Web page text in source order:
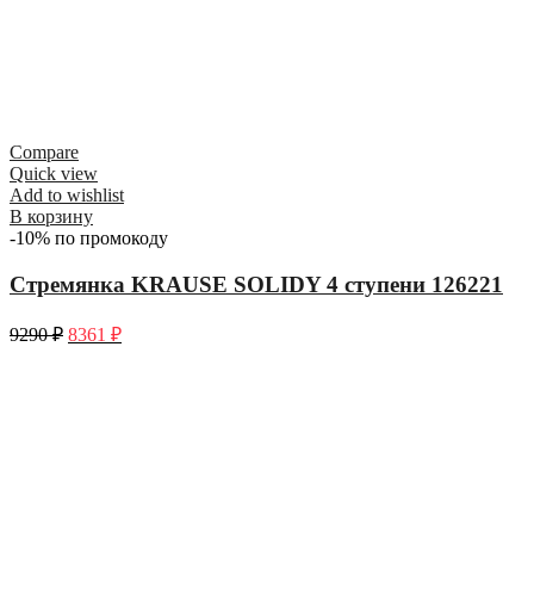
Compare
Quick view
Add to wishlist
В корзину
-10% по промокоду
Стремянка KRAUSE SOLIDY 4 ступени 126221
9290₽ 8361 ₽